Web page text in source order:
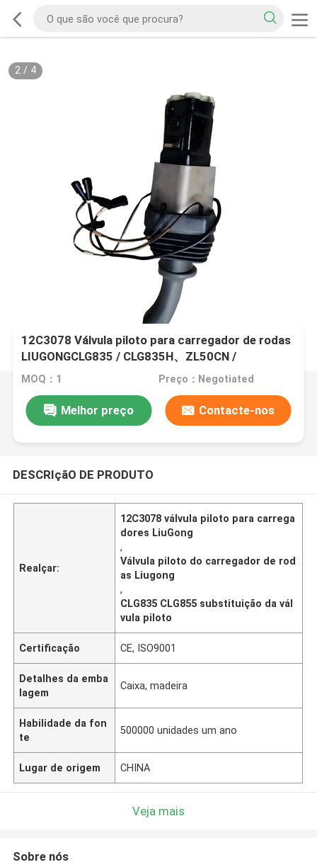
2/ 4
12C3078 Válvula piloto para carregador de rodas
LIUGONGCLG835 / CLG835H、ZL50CN /
CLG50CN、CLG855 / CLG855N / CLG855H、
MOQ：1 Preço：Negotiated
Melhor preço Contacte-nos
DESCRIçãO DE PRODUTO
Realçar:
12C3078 válvula piloto para carrega
dores LiuGong
,
Válvula piloto do carregador de rod
as Liugong
,
CLG835 CLG855 substituição da vál
vula piloto
Certificação CE, ISO9001
Detalhes da emba
lagem
Caixa, madeira
Habilidade da fon
te
500000 unidades um ano
Lugar de origem CHINA
Veja mais
Sobre nós